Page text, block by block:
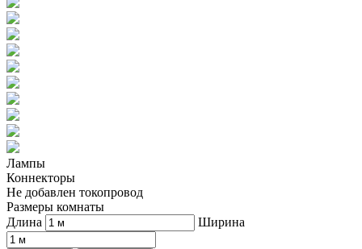
Лампы
Коннекторы
Не добавлен токопровод
Размеры комнаты
Длина
Ширина